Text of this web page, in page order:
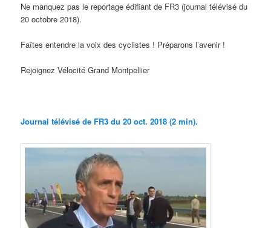
Ne manquez pas le reportage édifiant de FR3 (journal télévisé du
20 octobre 2018).
Faîtes entendre la voix des cyclistes ! Préparons l’avenir !
Rejoignez Vélocité Grand Montpellier
Journal télévisé de FR3 du 20 oct. 2018 (2 min).